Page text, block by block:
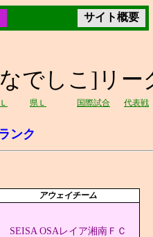
サイト概要
でしこ]リー
県Ｌ 国際試合 代表戦
ンク
アウェイチーム
SEISA OSAレイア湘南ＦＣ